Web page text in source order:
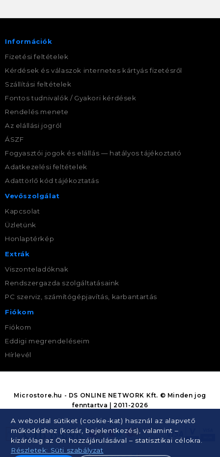
Információk
Fizetési feltételek
Kérdések és válaszok internetes kártyás fizetésről
Szállítási feltételek
Fontos tudnivalók / Gyakori kérdések
Rendelés menete
Az elállási jogról
ÁSZF
Fogyasztói jogok és elállás — hatályos tájékoztató
Adatkezelési feltételek
Adattörlő kód tájékoztatás
Vevőszolgálat
Kapcsolat
Üzletünk
Honlaptérkép
Extrák
Viszonteladóknak
Rendszergazda szolgáltatásaink
PC szerviz, számítógépjavítás, karbantartás
Fiókom
Fiókom
Eddigi megrendeléseim
Hírlevél
A weboldal sütiket (cookie-kat) használ az alapvető
működéshez (kosár, bejelentkezés), valamint –
kizárólag az Ön hozzájárulásával – statisztikai célokra.
Részletek: Süti szabályzat
Microstore.hu - DS ONLINE NETWORK Kft. © Minden jog
fenntartva | 2011-2026